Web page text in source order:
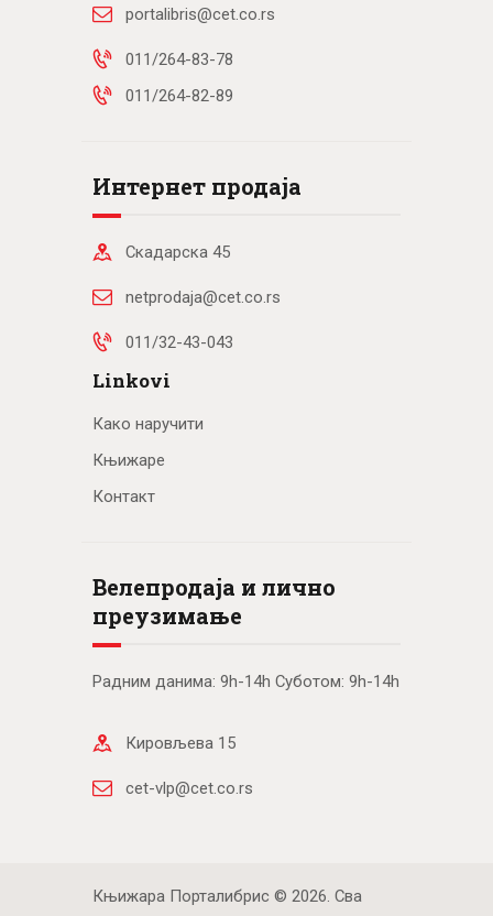
portalibris@cet.co.rs
011/264-83-78
011/264-82-89
Интернет продаја
Скадарска 45
netprodaja@cet.co.rs
011/32-43-043
Linkovi
Како наручити
Књижаре
Контакт
Велепродаја и лично
преузимање
Радним данима: 9h-14h Суботом: 9h-14h
Кировљева 15
cet-vlp@cet.co.rs
Књижара Порталибрис © 2026. Сва